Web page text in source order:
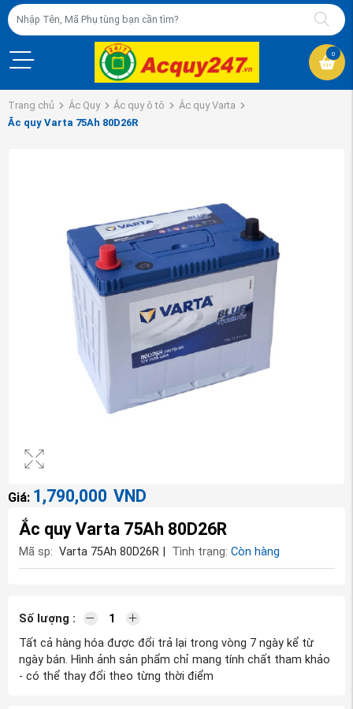
0
Trang chủ Ắc Quy Ắc quy ô tô
Ắc quy Varta
Ắc quy Varta 75Ah 80D26R
Giá: 1,790,000 VND
Ắc quy Varta 75Ah 80D26R
Mã sp: Varta 75Ah 80D26R Tình trạng: Còn hàng
Số lượng :
Tất cả hàng hóa được đổi trả lại trong vòng 7 ngày kể từ
ngày bán. Hình ảnh sản phẩm chỉ mang tính chất tham khảo
- có thể thay đổi theo từng thời điểm